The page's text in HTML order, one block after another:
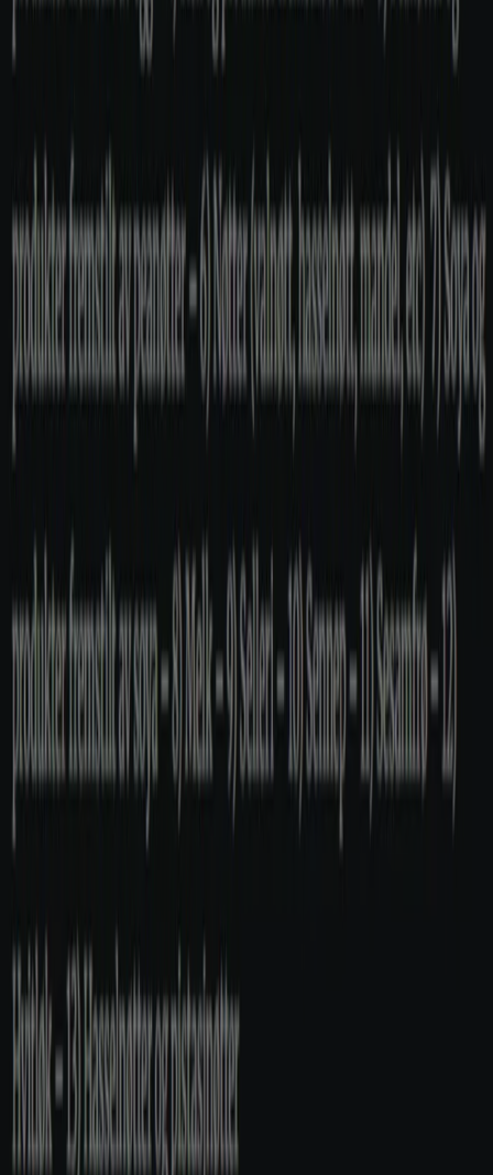
Tiendeo er en del av Shopfully, teknologiselskapet som
gjenoppfinner lokal shopping verden over.
Dette er det vi gjør
Nyheter og media
Ledige jobber
Kontakt oss
Markedsføring- og forretningsforespørsel
Butikken er feilplassert på kartet
Ukentlig tilbakemelding på annonser
Tekniske problemer og generelle tilbakemeldinger
Merker
Lokale merkevarer
Virksomhet
Butikker i nærheten
Produkter
Lokale produkter
Byer